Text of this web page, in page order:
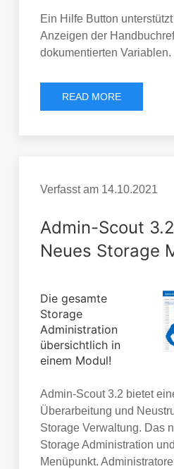
Ein Hilfe Button
Anzeigen der
dokumentierten Variablen.
READ MORE
Verfasst am 14.10.2021
Admin-Scout 3.2
Neues Storage
Die gesamte
Storage
Administration
übersichtlich in
einem Modul!
Admin-Scout 3.2 bietet
Überarbeitung und
Storage Verwaltung. Das
Storage Administration
Menüpunkt.